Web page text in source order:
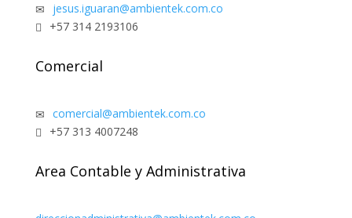
✉ jesus.iguaran@ambientek.com.co
 +57 314 2193106
Comercial
✉ comercial@ambientek.com.co
 +57 313 4007248
Area Contable y Administrativa